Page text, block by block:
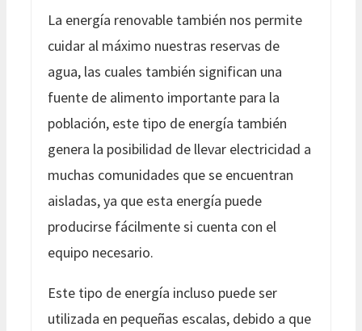
La energía renovable también nos permite
cuidar al máximo nuestras reservas de
agua, las cuales también significan una
fuente de alimento importante para la
población, este tipo de energía también
genera la posibilidad de llevar electricidad a
muchas comunidades que se encuentran
aisladas, ya que esta energía puede
producirse fácilmente si cuenta con el
equipo necesario.
Este tipo de energía incluso puede ser
utilizada en pequeñas escalas, debido a que